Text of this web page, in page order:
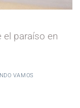
el paraíso en
VAMOS